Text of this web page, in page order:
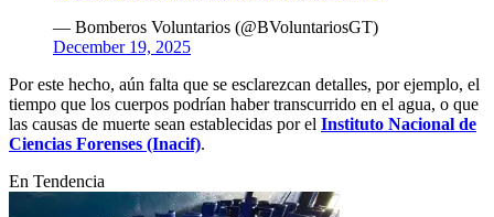
— Bomberos Voluntarios (@BVoluntariosGT)
December 19, 2025
Por este hecho, aún falta que se esclarezcan detalles, por ejemplo, el
tiempo que los cuerpos podrían haber transcurrido en el agua, o que
las causas de muerte sean establecidas por el Instituto Nacional de
Ciencias Forenses (Inacif).
En Tendencia